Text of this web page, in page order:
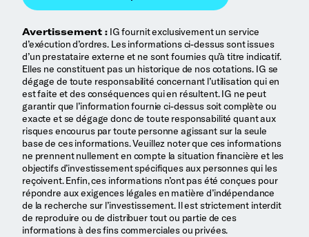
Avertissement :IG fournit exclusivement un service
d’exécution d’ordres. Les informations ci-dessus sont issues
d’un prestataire externe et ne sont fournies qu’à titre indicatif.
Elles ne constituent pas un historique de nos cotations. IG se
dégage de toute responsabilité concernant l’utilisation qui en
est faite et des conséquences qui en résultent. IG ne peut
garantir que l’information fournie ci-dessus soit complète ou
exacte et se dégage donc de toute responsabilité quant aux
risques encourus par toute personne agissant sur la seule
base de ces informations. Veuillez noter que ces informations
ne prennent nullement en compte la situation financière et les
objectifs d’investissement spécifiques aux personnes qui les
reçoivent. Enfin, ces informations n’ont pas été conçues pour
répondre aux exigences légales en matière d’indépendance
de la recherche sur l’investissement. Il est strictement interdit
de reproduire ou de distribuer tout ou partie de ces
informations à des fins commerciales ou privées.